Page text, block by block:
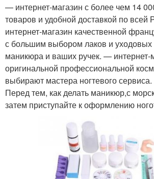
— интернет-магазин с более чем 14
товаров и удобной доставкой по всей
интернет-магазин качественной
с большим выбором лаков и уходовых
маникюра и ваших ручек. — интернет-
оригинальной профессиональной
выбирают мастера ногтевого сервиса.
Перед тем, как делать маникюр,с
затем приступайте к оформлению